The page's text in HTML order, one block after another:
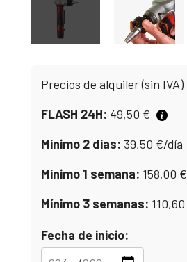
Precios de alquiler (sin IVA)
FLASH 24H: 49,50 €
Mínimo 2 días: 39,50 €/día
Mínimo 1 semana: 158,00 €
Mínimo 3 semanas: 110,60
Fecha de inicio: